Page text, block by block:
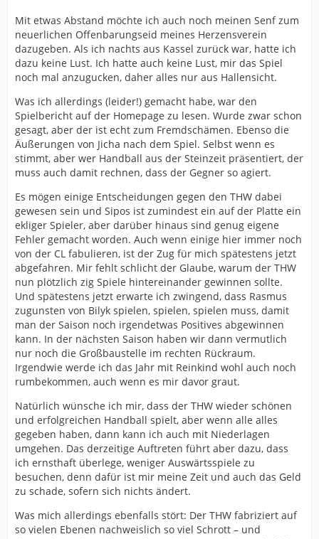
Mit etwas Abstand möchte ich auch noch meinen Senf zum
neuerlichen Offenbarungseid meines Herzensverein
dazugeben. Als ich nachts aus Kassel zurück war, hatte ich
dazu keine Lust. Ich hatte auch keine Lust, mir das Spiel
noch mal anzugucken, daher alles nur aus Hallensicht.
Was ich allerdings (leider!) gemacht habe, war den
Spielbericht auf der Homepage zu lesen. Wurde zwar schon
gesagt, aber der ist echt zum Fremdschämen. Ebenso die
Äußerungen von Jicha nach dem Spiel. Selbst wenn es
stimmt, aber wer Handball aus der Steinzeit präsentiert, der
muss auch damit rechnen, dass der Gegner so agiert.
Es mögen einige Entscheidungen gegen den THW dabei
gewesen sein und Sipos ist zumindest ein auf der Platte ein
ekliger Spieler, aber darüber hinaus sind genug eigene
Fehler gemacht worden. Auch wenn einige hier immer noch
von der CL fabulieren, ist der Zug für mich spätestens jetzt
abgefahren. Mir fehlt schlicht der Glaube, warum der THW
nun plötzlich zig Spiele hintereinander gewinnen sollte.
Und spätestens jetzt erwarte ich zwingend, dass Rasmus
zugunsten von Bilyk spielen, spielen, spielen muss, damit
man der Saison noch irgendetwas Positives abgewinnen
kann. In der nächsten Saison haben wir dann vermutlich
nur noch die Großbaustelle im rechten Rückraum.
Irgendwie werde ich das Jahr mit Reinkind wohl auch noch
rumbekommen, auch wenn es mir davor graut.
Natürlich wünsche ich mir, dass der THW wieder schönen
und erfolgreichen Handball spielt, aber wenn alle alles
gegeben haben, dann kann ich auch mit Niederlagen
umgehen. Das derzeitige Auftreten führt aber dazu, dass
ich ernsthaft überlege, weniger Auswärtsspiele zu
besuchen, denn dafür ist mir meine Zeit und auch das Geld
zu schade, sofern sich nichts ändert.
Was mich allerdings ebenfalls stört: Der THW fabriziert auf
so vielen Ebenen nachweislich so viel Schrott – und